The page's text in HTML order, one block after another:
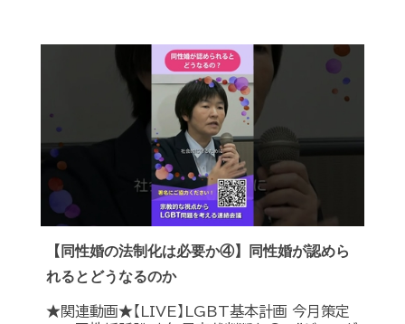
【同性婚の法制化は必要か④】同性婚が認めら
れるとどうなるのか
★関連動画★【LIVE】LGBT基本計画 今月策定